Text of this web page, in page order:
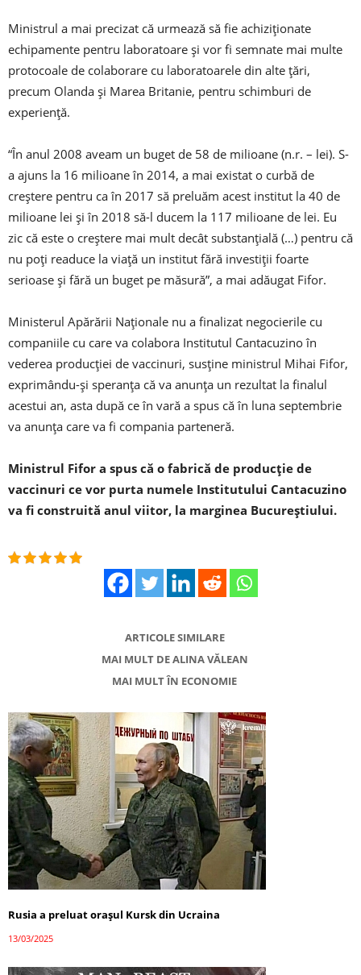
Ministrul a mai precizat că urmează să fie achiziţionate
echipamente pentru laboratoare şi vor fi semnate mai multe
protocoale de colaborare cu laboratoarele din alte ţări,
precum Olanda şi Marea Britanie, pentru schimburi de
experienţă.
“În anul 2008 aveam un buget de 58 de milioane (n.r. – lei). S-
a ajuns la 16 milioane în 2014, a mai existat o curbă de
creştere pentru ca în 2017 să preluăm acest institut la 40 de
milioane lei şi în 2018 să-l ducem la 117 milioane de lei. Eu
zic că este o creştere mai mult decât substanţială (…) pentru că
nu poţi readuce la viaţă un institut fără investiţii foarte
serioase şi fără un buget pe măsură”, a mai adăugat Fifor.
Ministerul Apărării Naţionale nu a finalizat negocierile cu
companiile cu care va colabora Institutul Cantacuzino în
vederea producţiei de vaccinuri, susţine ministrul Mihai Fifor,
exprimându-şi speranţa că va anunţa un rezultat la finalul
acestui an, asta după ce în vară a spus că în luna septembrie
va anunţa care va fi compania parteneră.
Ministrul Fifor a spus că o fabrică de producţie de
vaccinuri ce vor purta numele Institutului Cantacuzino
va fi construită anul viitor, la marginea Bucureştiului.
ARTICOLE SIMILARE
MAI MULT DE ALINA VĂLEAN
MAI MULT ÎN ECONOMIE
Rusia a preluat orașul Kursk din Ucraina
13/03/2025